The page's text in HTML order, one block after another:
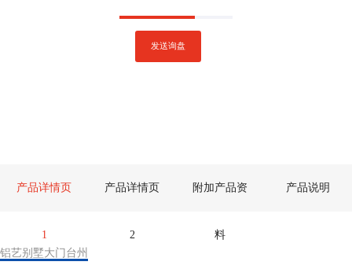
发送询盘
产品详情页
1
产品详情页
2
附加产品资
料
产品说明
铝艺别墅大门台州